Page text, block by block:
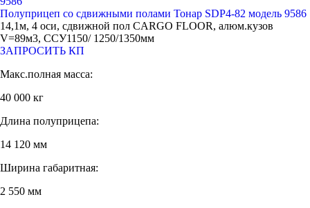
Полуприцеп со сдвижными полами Тонар SDP4-82 модель 9586
14,1м, 4 оси, сдвижной пол CARGO FLOOR, алюм.кузов
V=89м3, ССУ1150/ 1250/1350мм
ЗАПРОСИТЬ КП
Макс.полная масса:
40 000 кг
Длина полуприцепа:
14 120 мм
Ширина габаритная:
2 550 мм